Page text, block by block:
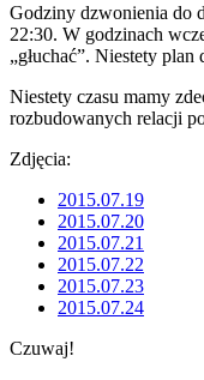
Godziny dzwonienia do
22:30. W godzinach
„głuchać”. Niestety plan
Niestety czasu mamy
rozbudowanych relacji
Zdjęcia:
2015.07.19
2015.07.20
2015.07.21
2015.07.22
2015.07.23
2015.07.24
Czuwaj!